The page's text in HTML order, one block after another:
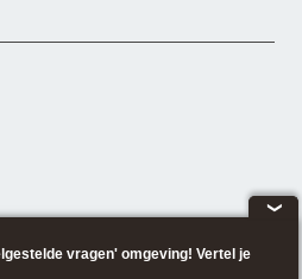
❮
vragen' omgeving! Vertel je